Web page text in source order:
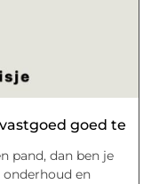
goed te
pand, dan ben je
en